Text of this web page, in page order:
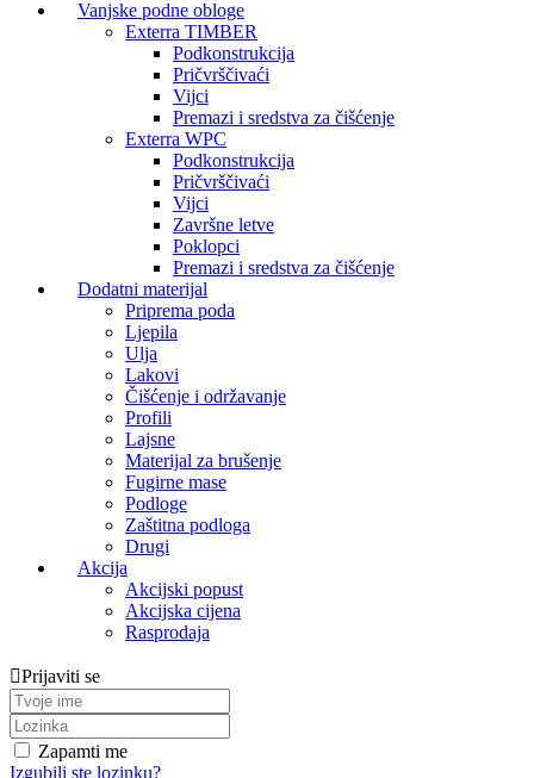
Vanjske podne obloge
Exterra TIMBER
Podkonstrukcija
Pričvrščivaći
Vijci
Premazi i sredstva za čišćenje
Exterra WPC
Podkonstrukcija
Pričvrščivaći
Vijci
Završne letve
Poklopci
Premazi i sredstva za čišćenje
Dodatni materijal
Priprema poda
Ljepila
Ulja
Lakovi
Čišćenje i održavanje
Profili
Lajsne
Materijal za brušenje
Fugirne mase
Podloge
Zaštitna podloga
Drugi
Akcija
Akcijski popust
Akcijska cijena
Rasprodaja
Prijaviti se
Zapamti me
Izgubili ste lozinku?